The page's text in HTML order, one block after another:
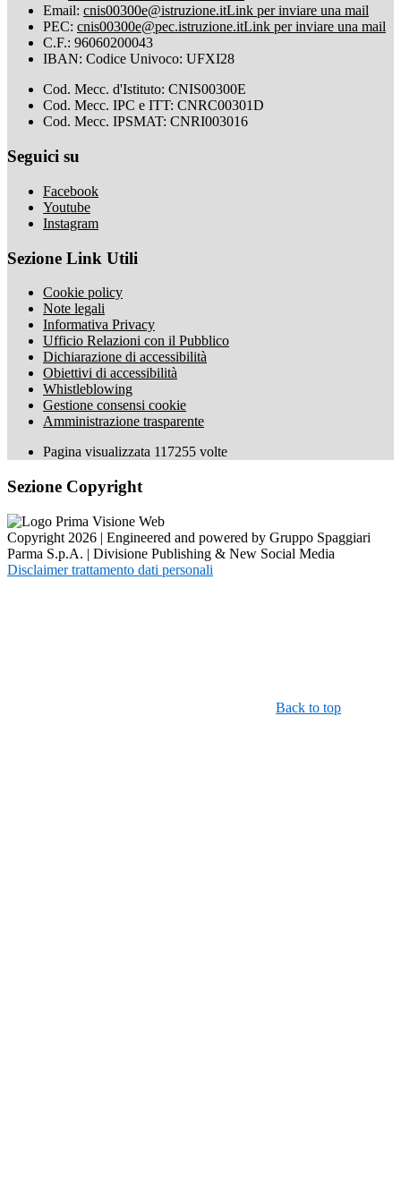
Email: cnis00300e@istruzione.itLink per inviare una mail
PEC: cnis00300e@pec.istruzione.itLink per inviare una mail
C.F.: 96060200043
IBAN: Codice Univoco: UFXI28
Cod. Mecc. d'Istituto: CNIS00300E
Cod. Mecc. IPC e ITT: CNRC00301D
Cod. Mecc. IPSMAT: CNRI003016
Seguici su
Facebook
Youtube
Instagram
Sezione Link Utili
Cookie policy
Note legali
Informativa Privacy
Ufficio Relazioni con il Pubblico
Dichiarazione di accessibilità
Obiettivi di accessibilità
Whistleblowing
Gestione consensi cookie
Amministrazione trasparente
Pagina visualizzata 117255 volte
Sezione Copyright
Copyright 2026 | Engineered and powered by Gruppo Spaggiari
Parma S.p.A. | Divisione Publishing & New Social Media
Disclaimer trattamento dati personali
Back to top